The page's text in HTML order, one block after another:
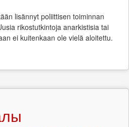
lisännyt poliittisen toiminnan
rikostutkintoja anarkistisia tai
ei kuitenkaan ole vielä aloitettu.